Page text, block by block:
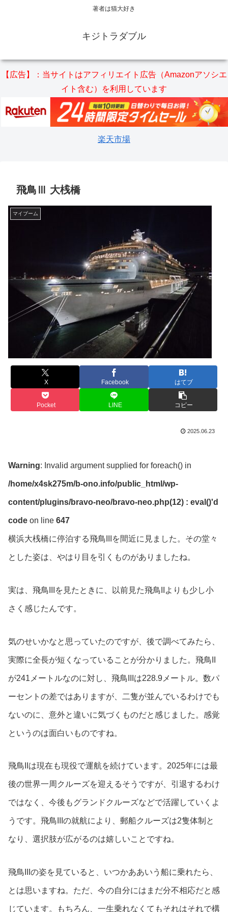
著者は猫大好き
キジトラダブル
【広告】：当サイトはアフィリエイト広告（Amazonアソシエ
イト含む）を利用しています
楽天市場
飛鳥Ⅲ 大桟橋
マイブーム
X Facebook はてブ
Pocket LINE コピー
2025.06.23
Warning: Invalid argument supplied for foreach() in
/home/x4sk275m/b-ono.info/public_html/wp-
content/plugins/bravo-neo/bravo-neo.php(12) : eval()'d
code on line 647
横浜大桟橋に停泊する飛鳥IIIを間近に見ました。その堂々
とした姿は、やはり目を引くものがありましたね。
実は、飛鳥IIIを見たときに、以前見た飛鳥IIよりも少し小
さく感じたんです。
気のせいかなと思っていたのですが、後で調べてみたら、
実際に全長が短くなっていることが分かりました。飛鳥II
が241メートルなのに対し、飛鳥IIIは228.9メートル。数パ
ーセントの差ではありますが、二隻が並んでいるわけでも
ないのに、意外と違いに気づくものだと感じました。感覚
というのは面白いものですね。
飛鳥IIは現在も現役で運航を続けています。2025年には最
後の世界一周クルーズを迎えるそうですが、引退するわけ
ではなく、今後もグランドクルーズなどで活躍していくよ
うです。飛鳥IIIの就航により、郵船クルーズは2隻体制と
なり、選択肢が広がるのは嬉しいことですね。
飛鳥IIIの姿を見ていると、いつかああいう船に乗れたら、
とは思いますね。ただ、今の自分にはまだ分不相応だと感
じています。もちろん、一生乗れなくてもそれはそれで構